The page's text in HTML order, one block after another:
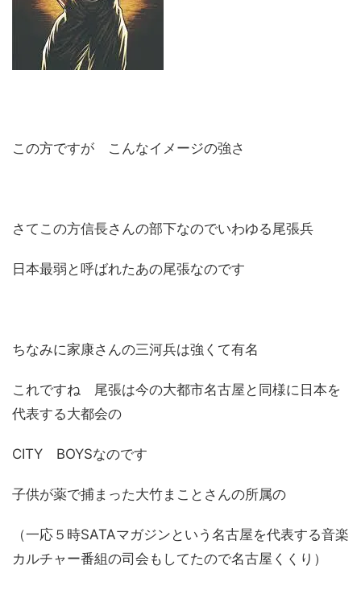
この方ですが こんなイメージの強さ
さてこの方信長さんの部下なのでいわゆる尾張兵
日本最弱と呼ばれたあの尾張なのです
ちなみに家康さんの三河兵は強くて有名
これですね 尾張は今の大都市名古屋と同様に日本を
代表する大都会の
CITY BOYSなのです
子供が薬で捕まった大竹まことさんの所属の
（一応５時SATAマガジンという名古屋を代表する音楽
カルチャー番組の司会もしてたので名古屋くくり）